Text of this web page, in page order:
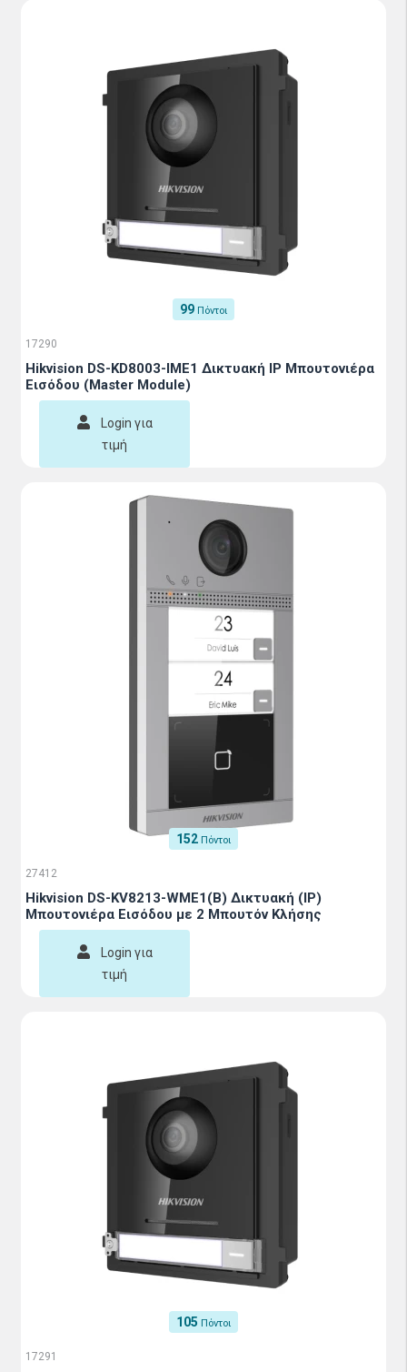
99 Πόντοι
17290
Hikvision DS-KD8003-IME1 Δικτυακή IP Μπουτονιέρα
Εισόδου (Master Module)
Login για
τιμή
152 Πόντοι
27412
Hikvision DS-KV8213-WME1(B) Δικτυακή (IP)
Μπουτονιέρα Εισόδου με 2 Μπουτόν Κλήσης
Login για
τιμή
105 Πόντοι
17291